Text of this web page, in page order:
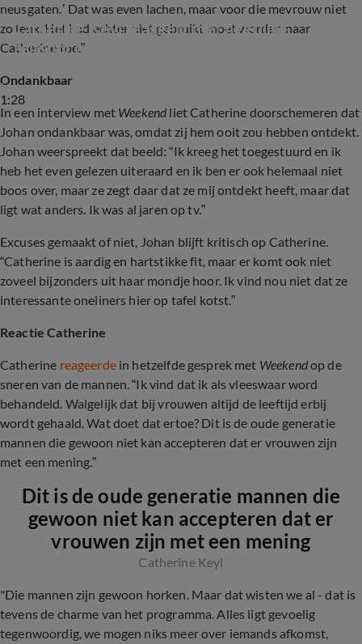
neusgaten.’ Dat was even lachen, maar voor die mevrouw niet
zo leuk. Het had echter niet gebruikt moet worden naar
Catherine toe.”
1:28
Catherine Keyl reageert met héérlijke
zelfspot op kritiek van Johan Derksen
Ondankbaar
In een interview met Weekend liet Catherine doorschemeren dat
Johan ondankbaar was, omdat zij hem ooit zou hebben ontdekt.
Johan weerspreekt dat beeld: “Ik kreeg het toegestuurd en ik
heb het even gelezen uiteraard en ik ben er ook helemaal niet
boos over, maar ze zegt daar dat ze mij ontdekt heeft, maar dat
ligt wat anders. Ik was al jaren op tv.”
Excuses gemaakt of niet, Johan blijft kritisch op Catherine.
“Catherine is aardig en hartstikke fit, maar er komt ook niet
zoveel bijzonders uit haar mondje hoor. Ik vind nou niet dat ze
interessante oneliners hier op tafel kotst.”
Reactie Catherine
Catherine reageerde in hetzelfde gesprek met Weekendop de
sneren van de mannen. “Ik vind dat ik als vleeswaar word
behandeld. Walgelijk dat bij vrouwen altijd de leeftijd erbij
wordt gehaald. Wat doet dat ertoe? Dit is de oude generatie
mannen die gewoon niet kan accepteren dat er vrouwen zijn
met een mening.”
Dit is de oude generatie mannen die
gewoon niet kan accepteren dat er
vrouwen zijn met een mening
Catherine Keyl
"Die mannen zijn gewoon horken. Maar dat wisten we al - dat is
tevens de charme van het programma. Alles ligt gevoelig
tegenwoordig, we mogen niks meer over iemands afkomst,